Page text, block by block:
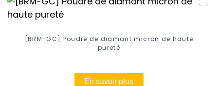
[BRM-GC] Poudre de diamant micron de haute
pureté
En savoir plus